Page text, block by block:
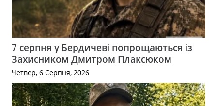
7 серпня у Бердичеві попрощаються із
Захисником Дмитром Плаксюком
Четвер, 6 Серпня, 2026